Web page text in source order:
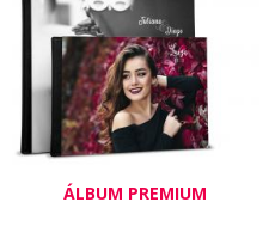
ÁLBUM PREMIUM